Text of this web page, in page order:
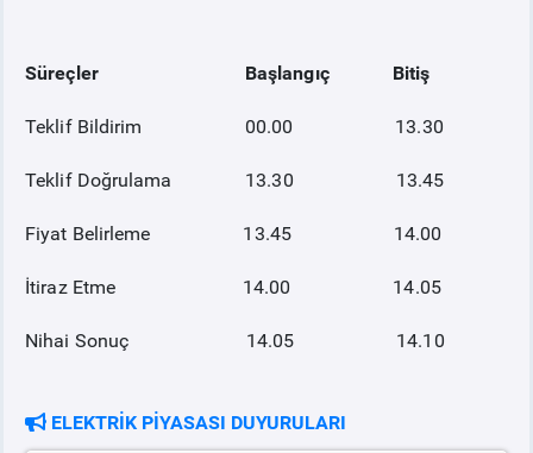
BÜLTENLER
Süreçler Başlangıç Bitiş
Teklif Bildirim 00.00 13.30
Teklif Doğrulama 13.30 13.45
Fiyat Belirleme 13.45 14.00
İtiraz Etme 14.00 14.05
Nihai Sonuç 14.05 14.10
ELEKTRİK PİYASASI DUYURULARI